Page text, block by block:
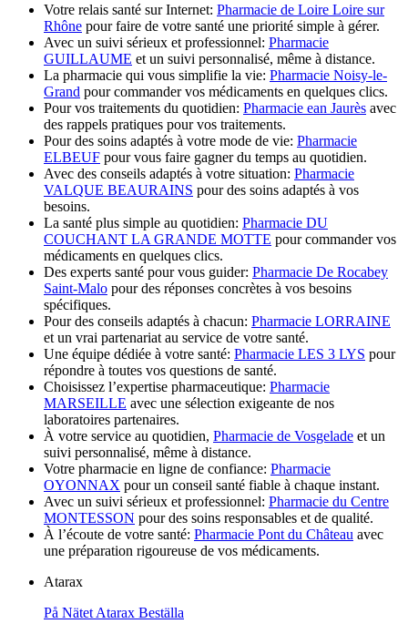
Votre relais santé sur Internet: Pharmacie de Loire Loire sur
Rhône pour faire de votre santé une priorité simple à gérer.
Avec un suivi sérieux et professionnel: Pharmacie
GUILLAUME et un suivi personnalisé, même à distance.
La pharmacie qui vous simplifie la vie: Pharmacie Noisy-le-
Grand pour commander vos médicaments en quelques clics.
Pour vos traitements du quotidien: Pharmacie ean Jaurès avec
des rappels pratiques pour vos traitements.
Pour des soins adaptés à votre mode de vie: Pharmacie
ELBEUF pour vous faire gagner du temps au quotidien.
Avec des conseils adaptés à votre situation: Pharmacie
VALQUE BEAURAINS pour des soins adaptés à vos
besoins.
La santé plus simple au quotidien: Pharmacie DU
COUCHANT LA GRANDE MOTTE pour commander vos
médicaments en quelques clics.
Des experts santé pour vous guider: Pharmacie De Rocabey
Saint-Malo pour des réponses concrètes à vos besoins
spécifiques.
Pour des conseils adaptés à chacun: Pharmacie LORRAINE
et un vrai partenariat au service de votre santé.
Une équipe dédiée à votre santé: Pharmacie LES 3 LYS pour
répondre à toutes vos questions de santé.
Choisissez l’expertise pharmaceutique: Pharmacie
MARSEILLE avec une sélection exigeante de nos
laboratoires partenaires.
À votre service au quotidien, Pharmacie de Vosgelade et un
suivi personnalisé, même à distance.
Votre pharmacie en ligne de confiance: Pharmacie
OYONNAX pour un conseil santé fiable à chaque instant.
Avec un suivi sérieux et professionnel: Pharmacie du Centre
MONTESSON pour des soins responsables et de qualité.
À l’écoute de votre santé: Pharmacie Pont du Château avec
une préparation rigoureuse de vos médicaments.
Atarax
På Nätet Atarax Beställa